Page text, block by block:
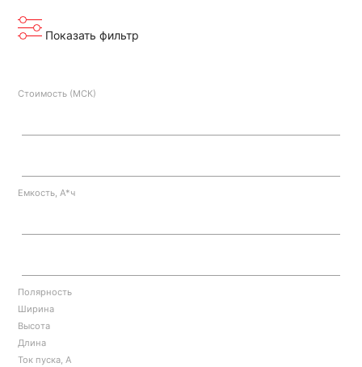
Показать фильтр
Стоимость (МСК)
Емкость, А*ч
Полярность
Ширина
Высота
Длина
Ток пуска, А